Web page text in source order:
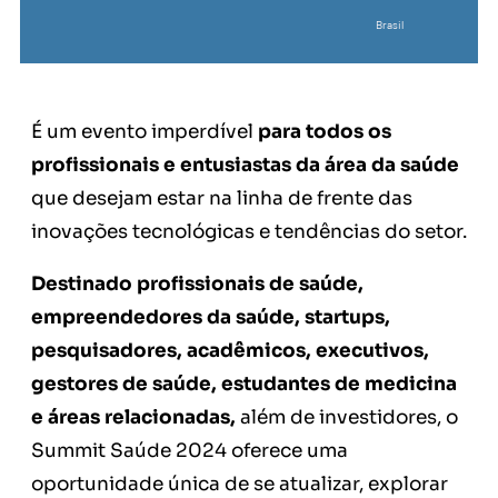
Brasil
É um evento imperdível para todos os
profissionais e entusiastas da área da saúde
que desejam estar na linha de frente das
inovações tecnológicas e tendências do setor.
Destinado profissionais de saúde,
empreendedores da saúde, startups,
pesquisadores, acadêmicos, executivos,
gestores de saúde, estudantes de medicina
e áreas relacionadas, além de investidores, o
Summit Saúde 2024 oferece uma
oportunidade única de se atualizar, explorar